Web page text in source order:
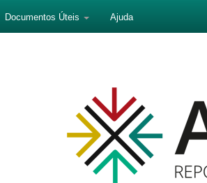
Documentos Úteis Ajuda